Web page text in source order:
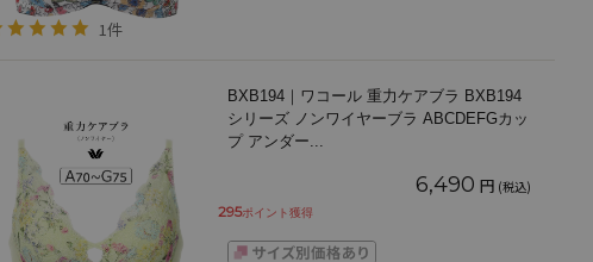
1件
BXB194｜ワコール 重力ケアブラ BXB194
シリーズ ノンワイヤーブラ ABCDEFGカッ
プ アンダー...
6,490 円 (税込)
295ポイント獲得